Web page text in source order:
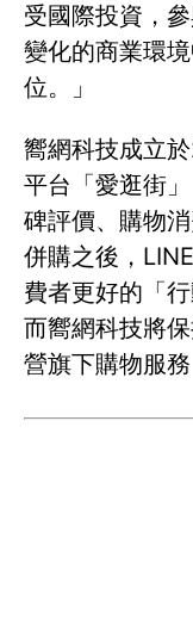
受國際投資，
變化的商業環
位。」
嚮網科技成立
平台「愛逛街
碑評價、購物
併購之後，
費者更好的「
而嚮網科技將
營旗下購物服務